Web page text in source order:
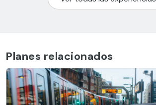
Planes relacionados